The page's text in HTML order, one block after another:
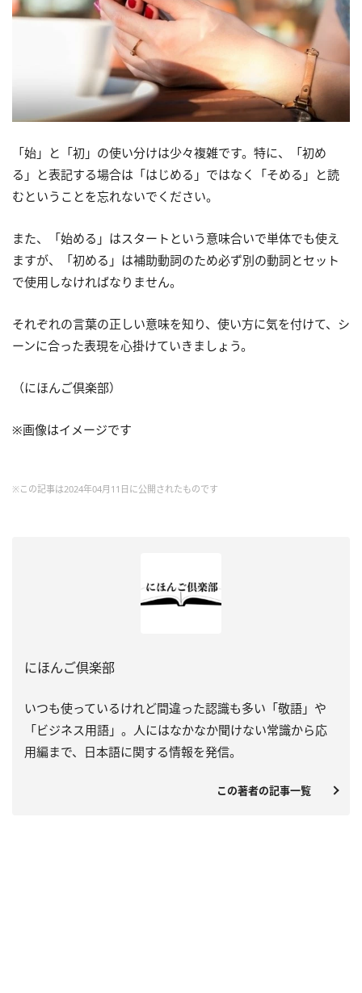
「始」と「初」の使い分けは少々複雑です。特に、「初め
る」と表記する場合は「はじめる」ではなく「そめる」と読
むということを忘れないでください。
また、「始める」はスタートという意味合いで単体でも使え
ますが、「初める」は補助動詞のため必ず別の動詞とセット
で使用しなければなりません。
それぞれの言葉の正しい意味を知り、使い方に気を付けて、シ
ーンに合った表現を心掛けていきましょう。
（にほんご倶楽部）
※画像はイメージです
※この記事は2024年04月11日に公開されたものです
にほんご倶楽部
いつも使っているけれど間違った認識も多い「敬語」や
「ビジネス用語」。人にはなかなか聞けない常識から応
用編まで、日本語に関する情報を発信。
この著者の記事一覧